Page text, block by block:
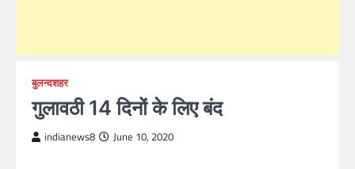
बुलन्दशहर
गुलावठी 14 दिनों के लिए बंद
indianews8 June 10, 2020